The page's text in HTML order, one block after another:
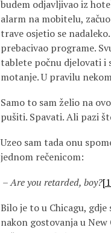
budem odjavljivao iz
alarm na mobitelu,
trave osjetio se
prebacivao programe.
tablete počnu djelovati i
motanje. U pravilu
Samo to sam želio na
pušiti. Spavati. Ali pazi
Uzeo sam tada onu
jednom rečenicom:
–Are you retarded, boy?
Bilo je to u Chicagu,
nakon gostovanja u